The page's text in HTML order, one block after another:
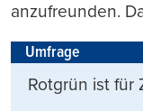
anzufreunden.
Umfrage
Rotgrün ist für